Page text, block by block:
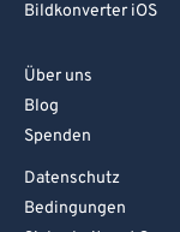
Bildkonverter iOS
Über uns
Blog
Spenden
Datenschutz
Bedingungen